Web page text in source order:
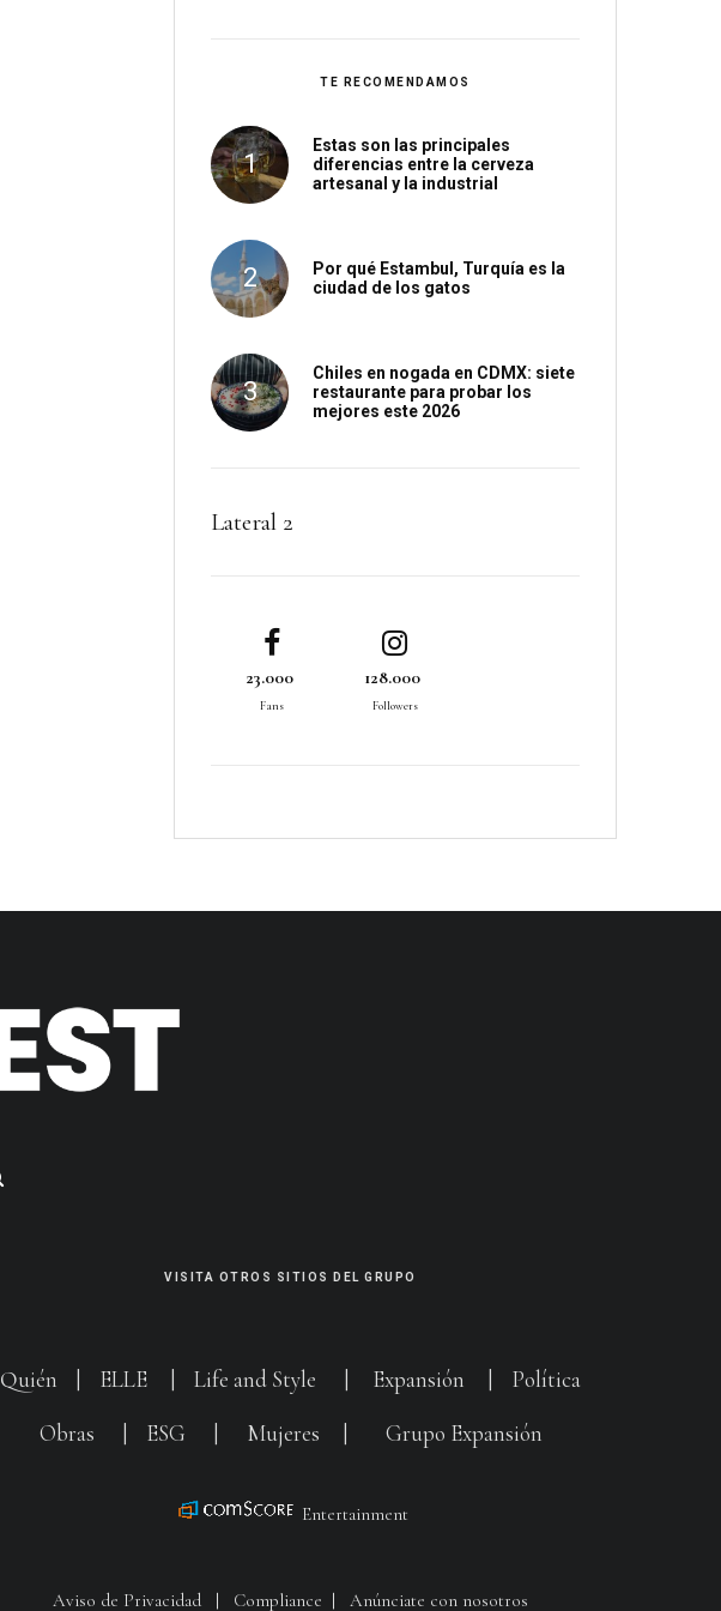
TE RECOMENDAMOS
Estas son las principales
diferencias entre la cerveza
artesanal y la industrial
Por qué Estambul, Turquía es la
ciudad de los gatos
Chiles en nogada en CDMX: siete
restaurante para probar los
mejores este 2026
Lateral 2
23.000
Fans
128.000
Followers
VISITA OTROS SITIOS DEL GRUPO
Quién ELLE Life and Style Expansión
Política
Obras
ESG Mujeres Grupo Expansión
Entertainment
Aviso de Privacidad | Compliance | Anúnciate con nosotros